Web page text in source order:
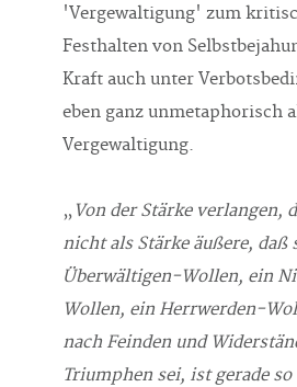
'Vergewaltigung' zum
Festhalten von
Kraft auch unter
eben ganz unmetaphorisch
Vergewaltigung.
„ Von der Stärke verlangen,
nicht als Stärke äußere, daß
Überwältigen-Wollen, ein
Wollen, ein Herrwerden-
nach Feinden und
Triumphen sei, ist gerade